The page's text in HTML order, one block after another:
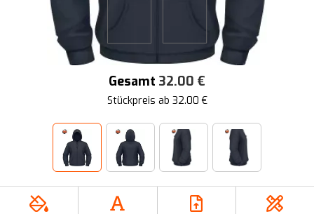
Gesamt 32.00 €
Stückpreis ab 32.00 €